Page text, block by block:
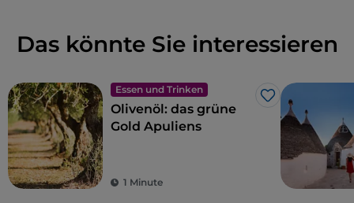
Das könnte Sie interessieren
Essen und Trinken
Like
Olivenöl: das grüne
Gold Apuliens
1 Minute